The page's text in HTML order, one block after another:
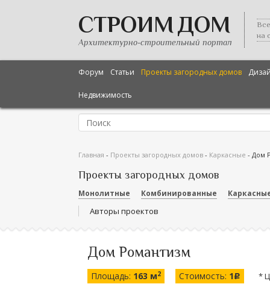
СТРОИМ ДОМ
Архитектурно-строительный портал
на
Форум Статьи Проекты загородных домов
Недвижимость
Главная - Проекты загородных домов - Каркасные - Дом
Проекты загородных домов
Монолитные Комбинированные
Авторы проектов
Дом Романтизм
Площадь: 163 м2 Стоимость: 1c *